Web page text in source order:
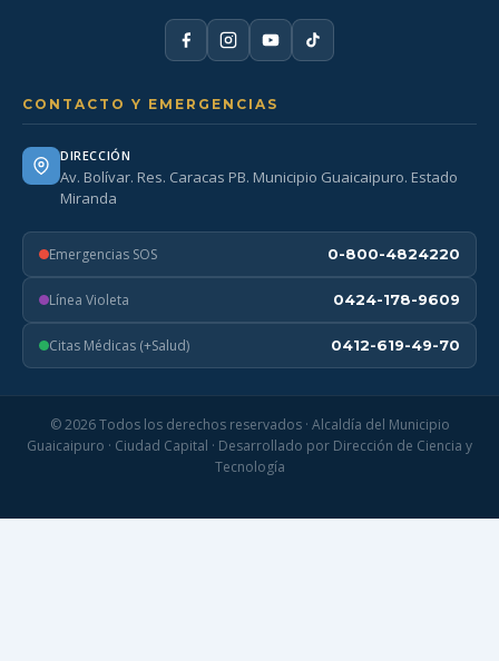
CONTACTO Y EMERGENCIAS
DIRECCIÓN
Av. Bolívar. Res. Caracas PB. Municipio Guaicaipuro. Estado
Miranda
Emergencias SOS 0-800-4824220
Línea Violeta 0424-178-9609
Citas Médicas (+Salud) 0412-619-49-70
© 2026 Todos los derechos reservados · Alcaldía del Municipio
Guaicaipuro · Ciudad Capital · Desarrollado por Dirección de Ciencia y
Tecnología